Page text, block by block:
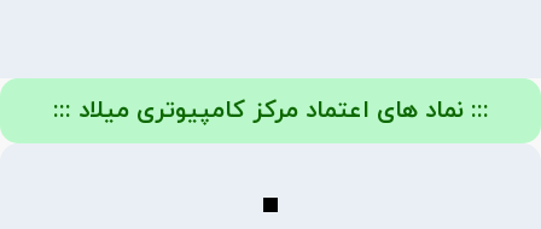
::: نماد های اعتماد مرکز کامپیوتری میلاد :::